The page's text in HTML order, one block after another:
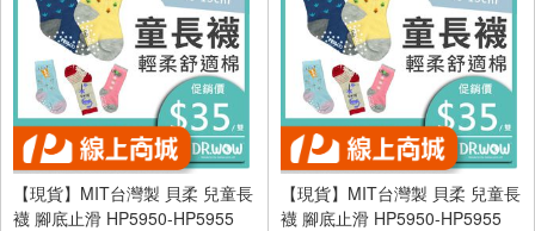
【現貨】MIT台灣製 貝柔 兒童長
襪 腳底止滑 HP5950-HP5955
【現貨】MIT台灣製 貝柔 兒童長
襪 腳底止滑 HP5950-HP5955